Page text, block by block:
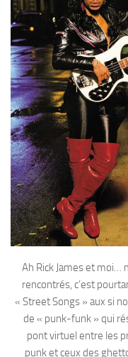
Ah Rick James et moi…
rencontrés, c’est
« Street Songs » aux si
de « punk-funk » qui
pont virtuel entre les
punk et ceux des